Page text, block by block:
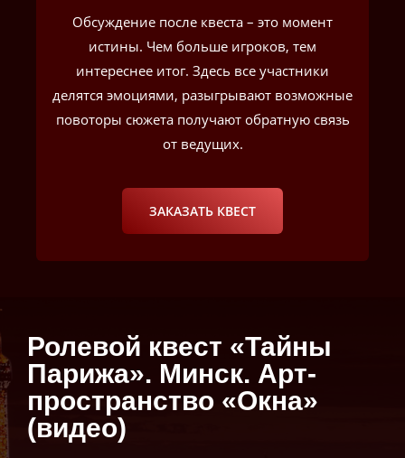
Обсуждение после квеста – это момент
истины. Чем больше игроков, тем
интереснее итог. Здесь все участники
делятся эмоциями, разыгрывают возможные
повоторы сюжета получают обратную связь
от ведущих.
ЗАКАЗАТЬ КВЕСТ
Ролевой квест «Тайны
Парижа». Минск. Арт-
пространство «Окна»
(видео)